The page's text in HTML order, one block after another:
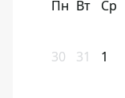
Пн Вт Ср
30 31 1